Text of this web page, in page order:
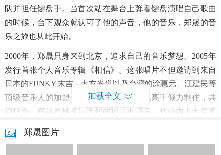
队并担任键盘手。当首次站在舞台上弹着键盘演唱自己歌曲
的时候，台下观众就认可了他的声音，他的音乐，郑晟的音
乐之旅也从此开始。
2000年，郑晟只身来到北京，追求自己的音乐梦想。2005年
发行首张个人音乐专辑《相信》。这张唱片不但邀请到来自
日本的FUNKY末吉、大友光悦以及台湾的涂惠元、江建民等
顶级音乐人的加盟，更有仲衡这样的内地高手倾力制作，共
同打造。郑晟在挑战最激烈的唱片市场后，被业内人士普遍
信》的音乐风格不同于以往内地其他艺人的流行唱片，他的
加载全文
郑晟图片